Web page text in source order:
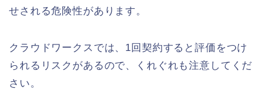
せされる危険性があります。
クラウドワークスでは、1回契約すると評価をつけ
られるリスクがあるので、くれぐれも注意してくだ
さい。